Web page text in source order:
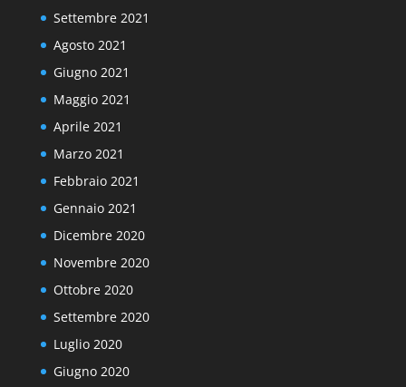
Settembre 2021
Agosto 2021
Giugno 2021
Maggio 2021
Aprile 2021
Marzo 2021
Febbraio 2021
Gennaio 2021
Dicembre 2020
Novembre 2020
Ottobre 2020
Settembre 2020
Luglio 2020
Giugno 2020